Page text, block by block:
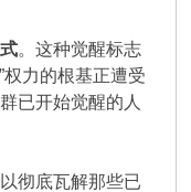
。这种觉醒标志
”权力的根基正遭受
已开始觉醒的人
彻底瓦解那些已